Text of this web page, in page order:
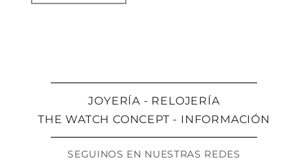
JOYERÍA - RELOJERÍA
THE WATCH CONCEPT - INFORMACIÓN
SEGUINOS EN NUESTRAS REDES